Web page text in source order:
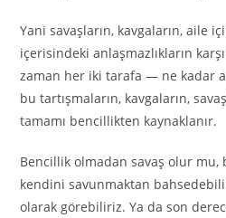
Yani savaşların, kavgaların, aile
içerisindeki anlaşmazlıkların
zaman her iki tarafa — ne kadar
bu tartışmaların, kavgaların,
tamamı bencillikten kaynaklanır.
Bencillik olmadan savaş olur mu,
kendini savunmaktan
olarak görebiliriz. Ya da son